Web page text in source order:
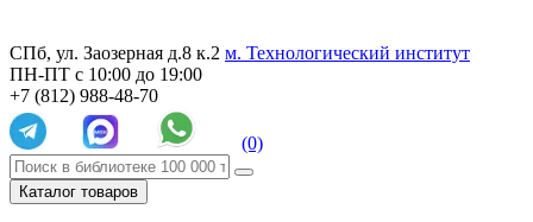
СПб, ул. Заозерная д.8 к.2 м. Технологический институт
ПН-ПТ с 10:00 до 19:00
+7 (812) 988-48-70
(0)
Каталог товаров